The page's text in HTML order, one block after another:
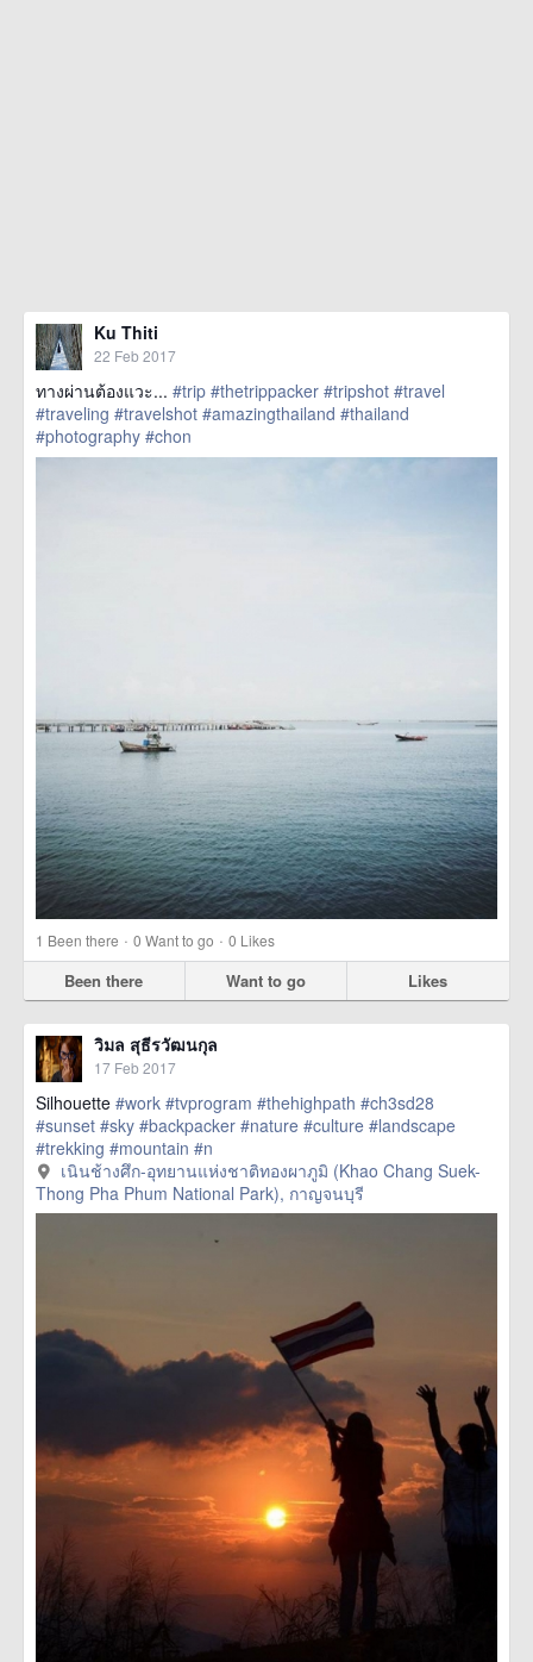
Ku Thiti
22 Feb 2017
ทางผ่านต้องแวะ... #trip #thetrippacker #tripshot #travel
#traveling #travelshot #amazingthailand #thailand
#photography #chon
href=https://m.thetrippacker.com/en/image/location/203720>
1 Been there · 0 Want to go · 0 Likes
Been there Want to go Likes
วิมล สุธีรวัฒนกุล
17 Feb 2017
Silhouette #work #tvprogram #thehighpath #ch3sd28
#sunset #sky #backpacker #nature #culture #landscape
#trekking #mountain #n
href=https://m.thetrippacker.com/en/image/เนินช้างศึกอุทยาน
แห่งชาติ
ทองผาภูมิKhaoChangSuekThongPhaPhumNationalPark/203527>
เนินช้างศึก-อุทยานแห่งชาติทองผาภูมิ (Khao Chang Suek-
Thong Pha Phum National Park), กาญจนบุรี